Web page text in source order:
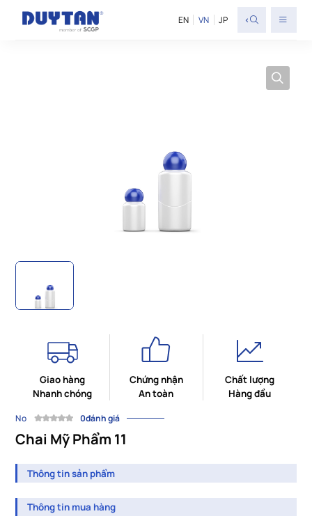
EN VN JP <
Giao hàng
Nhanh chóng
Chứng nhận
An toàn
Chất lượng
Hàng đầu
No 0đánh giá
Chai Mỹ Phẩm 11
Thông tin sản phẩm
Thông tin mua hàng